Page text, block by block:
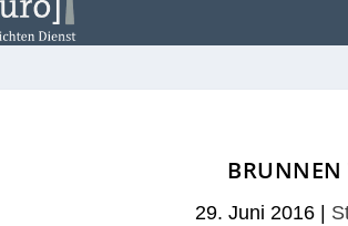
BRUNNEN
29. Juni 2016|